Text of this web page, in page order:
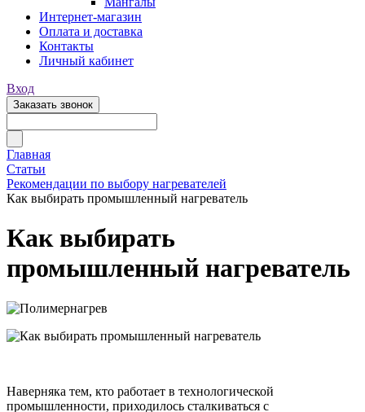
Интернет-магазин
Оплата и доставка
Контакты
Личный кабинет
Вход
Заказать звонок
Главная
Статьи
Рекомендации по выбору нагревателей
Как выбирать промышленный нагреватель
Как выбирать
промышленный нагреватель
Наверняка тем, кто работает в технологической
промышленности, приходилось сталкиваться с